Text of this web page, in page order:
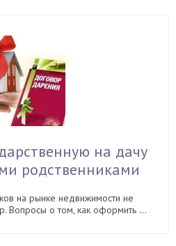
на дачу
родственниками
на рынке недвижимости не
Вопросы о том, как оформить ...